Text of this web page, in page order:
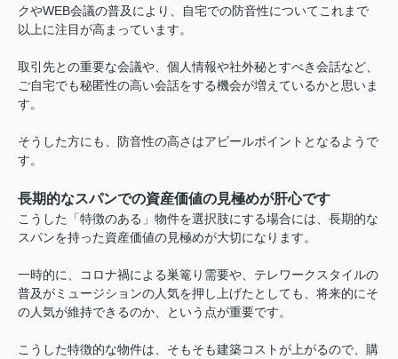
クやWEB会議の普及により、自宅での防音性についてこれまで
以上に注目が高まっています。
取引先との重要な会議や、個人情報や社外秘とすべき会話など、
ご自宅でも秘匿性の高い会話をする機会が増えているかと思いま
す。
そうした方にも、防音性の高さはアピールポイントとなるようで
す。
長期的なスパンでの資産価値の見極めが肝心です
こうした「特徴のある」物件を選択肢にする場合には、長期的な
スパンを持った資産価値の見極めが大切になります。
一時的に、コロナ禍による巣篭り需要や、テレワークスタイルの
普及がミュージションの人気を押し上げたとしても、将来的にそ
の人気が維持できるのか、という点が重要です。
こうした特徴的な物件は、そもそも建築コストが上がるので、購